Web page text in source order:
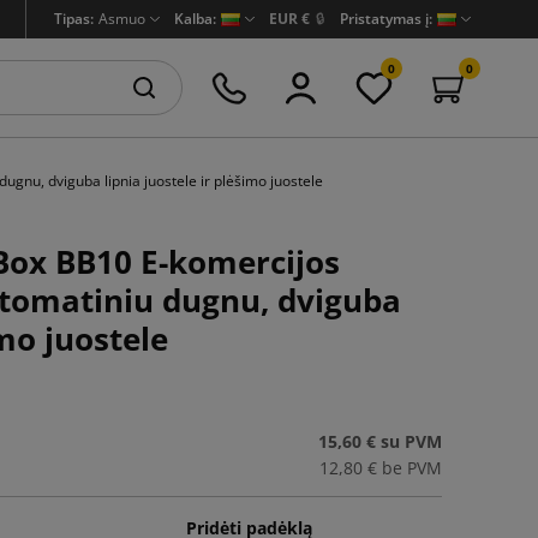
Tipas: Asmuo Kalba: EUR € 🔒 Pristatymas į:
0 0
dviguba lipnia juostele ir plėšimo juostele
BB10 E-komercijos
dugnu, dviguba
juostele
15,60 € su PVM
12,80 € be PVM
Pridėti padėklą